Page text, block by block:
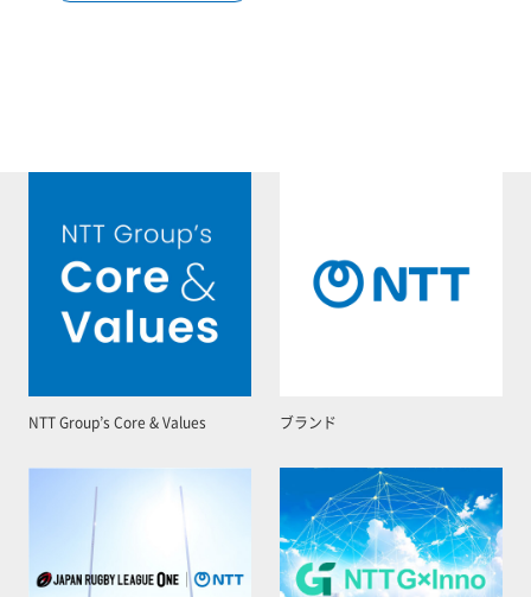
NTT Group’s Core & Values ブランド